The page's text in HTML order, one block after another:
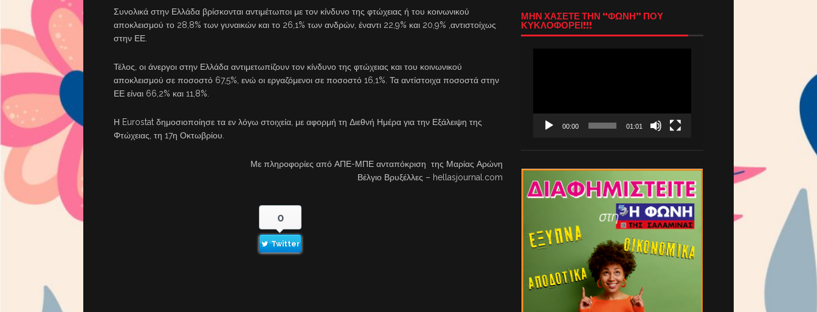
Συνολικά στην Ελλάδα βρίσκονται αντιμέτωποι με τον κίνδυνο της φτώχειας ή του κοινωνικού
αποκλεισμού το 28,8% των γυναικών και το 26,1% των ανδρών, έναντι 22,9% και 20,9% ,αντιστοίχως
στην ΕΕ.
Τέλος, οι άνεργοι στην Ελλάδα αντιμετωπίζουν τον κίνδυνο της φτώχειας και του κοινωνικού
αποκλεισμού σε ποσοστό 67,5%, ενώ οι εργαζόμενοι σε ποσοστό 16,1%. Τα αντίστοιχα ποσοστά στην
ΕΕ είναι 66,2% και 11,8%.
Η Eurostat δημοσιοποίησε τα εν λόγω στοιχεία, με αφορμή τη Διεθνή Ημέρα για την Εξάλειψη της
Φτώχειας, τη 17η Οκτωβρίου.
Με πληροφορίες από ΑΠΕ-ΜΠΕ ανταπόκριση της Μαρίας Αρώνη
Βέλγιο Βρυξέλλες – hellasjournal.com
0
Twitter
ΜΗΝ ΧΑΣΕΤΕ ΤΗΝ “ΦΩΝΗ” ΠΟΥ
ΚΥΚΛΟΦΟΡΕΙ!!!
00:00 01:01